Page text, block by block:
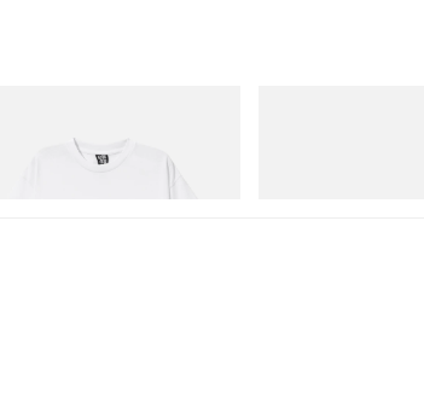
Boys Club X Initial D Cotton T-